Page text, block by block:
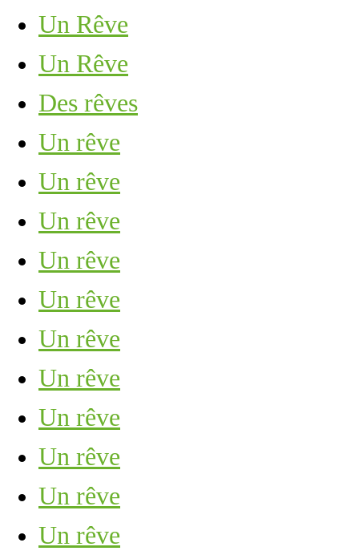
Un Rêve
Un Rêve
Des rêves
Un rêve
Un rêve
Un rêve
Un rêve
Un rêve
Un rêve
Un rêve
Un rêve
Un rêve
Un rêve
Un rêve